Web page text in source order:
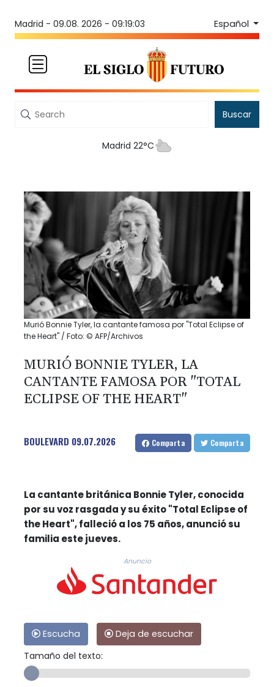
Madrid - 09.08. 2026 - 09:19:03 Español
Buscar
Madrid 22°C
Murió Bonnie Tyler, la cantante famosa por "Total Eclipse of
the Heart" / Foto: © AFP/Archivos
MURIÓ BONNIE TYLER, LA
CANTANTE FAMOSA POR "TOTAL
ECLIPSE OF THE HEART"
BOULEVARD 09.07.2026 Comparta Comparta
La cantante británica Bonnie Tyler, conocida
por su voz rasgada y su éxito "Total Eclipse of
the Heart", falleció a los 75 años, anunció su
familia este jueves.
Anuncio
Escucha
Deja de escuchar
Tamaño del texto: